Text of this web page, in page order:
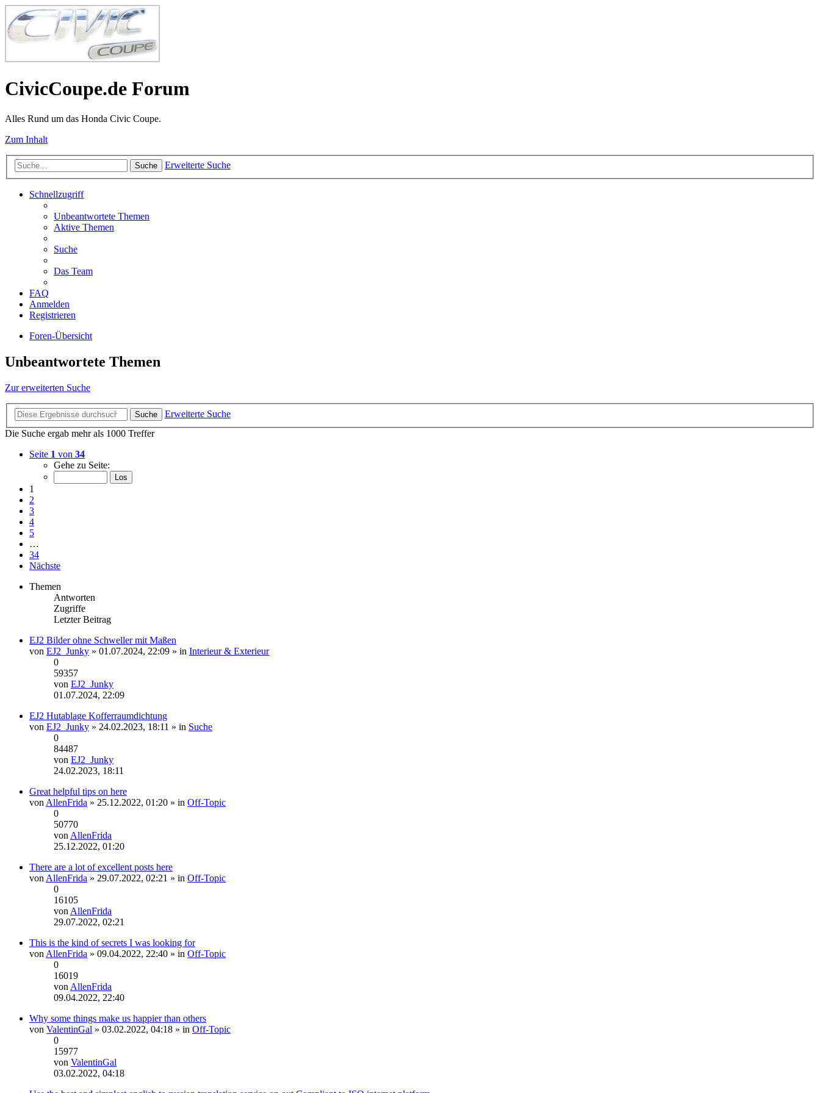
CivicCoupe.de Forum
Alles Rund um das Honda Civic Coupe.
Zum Inhalt
Suche Erweiterte Suche
Schnellzugriff
Unbeantwortete Themen
Aktive Themen
Suche
Das Team
FAQ
Anmelden
Registrieren
Foren-Übersicht
Unbeantwortete Themen
Zur erweiterten Suche
Suche
Erweiterte Suche
Die Suche ergab mehr als 1000 Treffer
Seite 1 von 34
Gehe zu Seite:
1
2
3
4
5
…
34
Nächste
Themen
Antworten
Zugriffe
Letzter Beitrag
EJ2 Bilder ohne Schweller mit Maßen
Dateianhang
von EJ2_Junky » 01.07.2024, 22:09 » in Interieur & Exterieur
0
59357
von EJ2_Junky
Neuester
01.07.2024, 22:09
EJ2 Hutablage Kofferraumdichtung
von EJ2_Junky » 24.02.2023, 18:11 » in Suche
0
84487
von EJ2_Junky
24.02.2023, 18:11
Great helpful tips on here
von AllenFrida » 25.12.2022, 01:20 » in Off-Topic
0
50770
von AllenFrida
Neuester
25.12.2022, 01:20
There are a lot of excellent posts here
von AllenFrida » 29.07.2022, 02:21 » in Off-Topic
0
16105
von AllenFrida
Neuester
29.07.2022, 02:21
This is the kind of secrets I was looking for
von AllenFrida » 09.04.2022, 22:40 » in Off-Topic
0
16019
von AllenFrida
Neuester
09.04.2022, 22:40
Why some things make us happier than others
von ValentinGal » 03.02.2022, 04:18 » in Off-Topic
0
15977
von ValentinGal
03.02.2022, 04:18